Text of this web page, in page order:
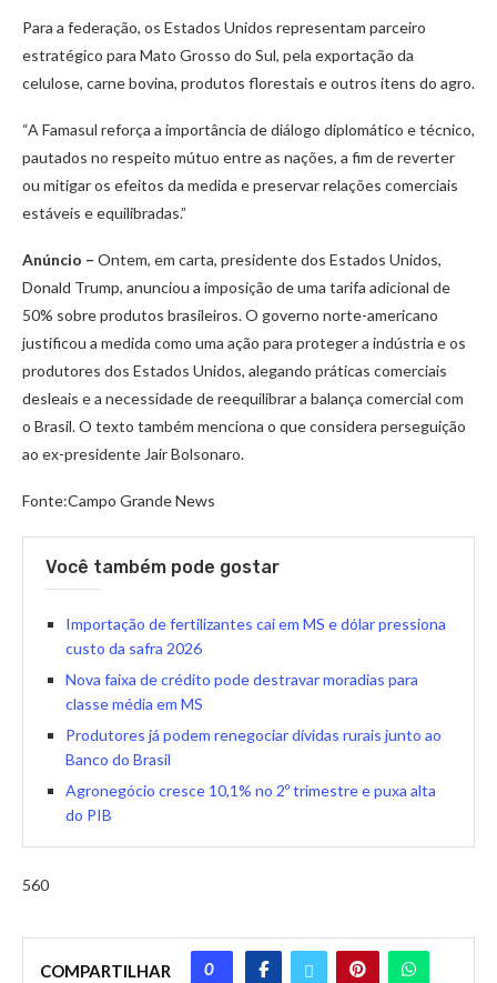
Para a federação, os Estados Unidos representam parceiro
estratégico para Mato Grosso do Sul, pela exportação da
celulose, carne bovina, produtos florestais e outros itens do agro.
“A Famasul reforça a importância de diálogo diplomático e técnico,
pautados no respeito mútuo entre as nações, a fim de reverter
ou mitigar os efeitos da medida e preservar relações comerciais
estáveis e equilibradas.”
Anúncio – Ontem, em carta, presidente dos Estados Unidos,
Donald Trump, anunciou a imposição de uma tarifa adicional de
50% sobre produtos brasileiros. O governo norte-americano
justificou a medida como uma ação para proteger a indústria e os
produtores dos Estados Unidos, alegando práticas comerciais
desleais e a necessidade de reequilibrar a balança comercial com
o Brasil. O texto também menciona o que considera perseguição
ao ex-presidente Jair Bolsonaro.
Fonte:Campo Grande News
Você também pode gostar
Importação de fertilizantes cai em MS e dólar pressiona
custo da safra 2026
Nova faixa de crédito pode destravar moradias para
classe média em MS
Produtores já podem renegociar dívidas rurais junto ao
Banco do Brasil
Agronegócio cresce 10,1% no 2º trimestre e puxa alta
do PIB
560
COMPARTILHAR 0